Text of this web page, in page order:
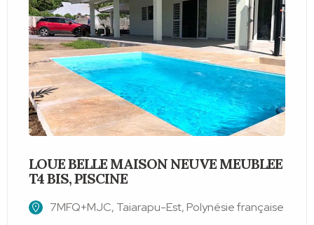
LOUE BELLE MAISON NEUVE MEUBLEE
T4 BIS, PISCINE
7MFQ+MJC, Taiarapu-Est, Polynésie française